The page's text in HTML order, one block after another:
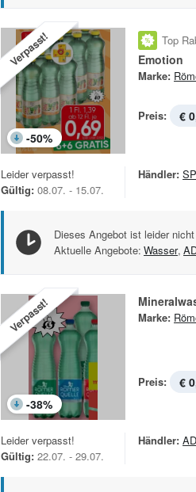
Verpasst!
-50%
Top
Emotion
Marke:
Preis: €
Leider verpasst!
Gültig: 08.07. - 15.07.
Händler:
Dieses Angebot ist leider
Aktuelle Angebote: Wasser,
Verpasst!
-38%
Marke:
Preis: €
Leider verpasst!
Gültig: 22.07. - 29.07.
Händler: